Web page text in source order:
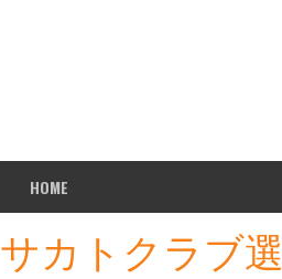
HOME
サカトクラブ